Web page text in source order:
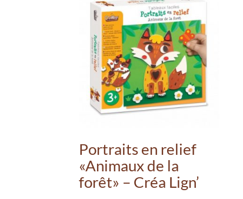
Portraits en relief
«Animaux de la
forêt» – Créa Lign’